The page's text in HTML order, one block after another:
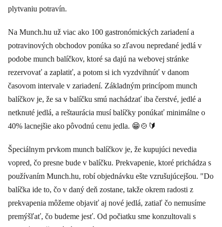
plytvaniu potravín.
Na Munch.hu už viac ako 100 gastronómických zariadení a
potravinových obchodov ponúka so zľavou nepredané jedlá v
podobe munch balíčkov, ktoré sa dajú na webovej stránke
rezervovať a zaplatiť, a potom si ich vyzdvihnúť v danom
časovom intervale v zariadení. Základným princípom munch
balíčkov je, že sa v balíčku smú nachádzať iba čerstvé, jedlé a
netknuté jedlá, a reštaurácia musí balíčky ponúkať minimálne o
40% lacnejšie ako pôvodnú cenu jedla. 😁🍲🔰
Špeciálnym prvkom munch balíčkov je, že kupujúci nevedia
vopred, čo presne bude v balíčku. Prekvapenie, ktoré prichádza s
používaním Munch.hu, robí objednávku ešte vzrušujúcejšou. "Do
balíčka ide to, čo v daný deň zostane, takže okrem radosti z
prekvapenia môžeme objaviť aj nové jedlá, zatiaľ čo nemusíme
premýšľať, čo budeme jesť. Od počiatku sme konzultovali s